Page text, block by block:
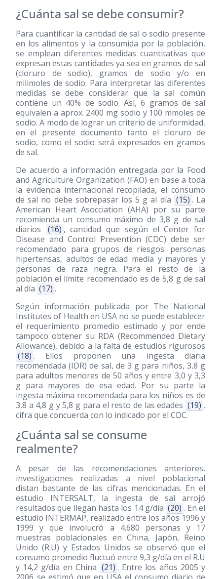
¿Cuánta sal se debe consumir?
Para cuantificar la cantidad de sal o sodio presente
en los alimentos y la consumida por la población,
se emplean diferentes medidas cuantitativas que
expresan estas cantidades ya sea en gramos de sal
(cloruro de sodio), gramos de sodio y/o en
milimoles de sodio. Para interpretar las diferentes
medidas se debe considerar que la sal común
contiene un 40% de sodio. Así, 6 gramos de sal
equivalen a aprox. 2400 mg sodio y 100 mmoles de
sodio. A modo de lograr un criterio de uniformidad,
en el presente documento tanto el cloruro de
sodio, como el sodio será expresados en gramos
de sal.
De acuerdo a información entregada por la Food
and Agriculture Organization (FAO) en base a toda
la evidencia internacional recopilada, el consumo
de sal no debe sobrepasar los 5 g al día (15) . La
American Heart Asocciation (AHA) por su parte
recomienda un consumo máximo de 3,8 g de sal
diarios
(16) , cantidad que según el Center for
Disease and Control Prevention (CDC) debe ser
recomendado para grupos de riesgos: personas
hipertensas, adultos de edad media y mayores y
personas de raza negra. Para el resto de la
población el límite recomendado es de 5,8 g de sal
al día (17) .
Según información publicada por The National
Institutes of Health en USA no se puede establecer
el requerimiento promedio estimado y por ende
tampoco obtener su RDA (Recommended Dietary
Allowance), debido a la falta de estudios rigurosos
(18) . Ellos proponen una ingesta diaria
recomendada (IDR) de sal, de 3 g para niños, 3,8 g
para adultos menores de 50 años y entre 3,0 y 3,3
g para mayores de esa edad. Por su parte la
ingesta máxima recomendada para los niños es de
3,8 a 4,8 g y 5,8 g para el resto de las edades (19) ,
cifra que concuerda con lo indicado por el CDC.
¿Cuánta sal se consume
realmente?
A pesar de las recomendaciones anteriores,
investigaciones realizadas a nivel poblacional
distan bastante de las cifras mencionadas. En el
estudio INTERSALT, la ingesta de sal arrojó
resultados que llegan hasta los 14 g/día (20) . En el
estudio INTERMAP, realizado entre los años 1996 y
1999 y que involucró a 4.680 personas y 17
muestras poblacionales en China, Japón, Reino
Unido (R.U) y Estados Unidos se observó que el
consumo promedio fluctuó entre 9,3 g/día en el R.U
y 14,2 g/día en China (21) . Entre los años 2005 y